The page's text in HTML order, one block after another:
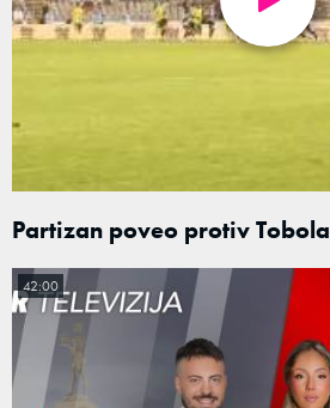
Partizan poveo protiv Tobola
42:00